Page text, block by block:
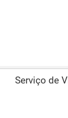
Serviço de